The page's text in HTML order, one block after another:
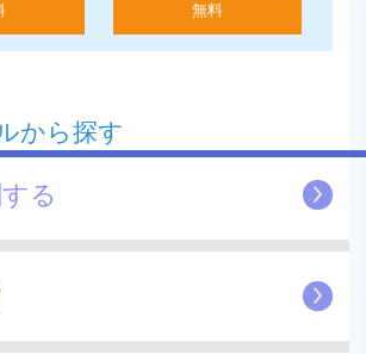
無料
から探す
る